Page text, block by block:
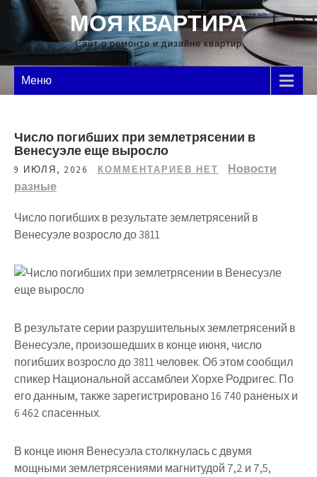
Перейти
содержимому
МОЯ КВАРТИРА
Сайт о ремонте и дизайне квартир
Меню
Число погибших при землетрясении в
Венесуэле еще выросло
9 ИЮЛЯ, 2026 КОММЕНТАРИЕВ НЕТ
Новости
разные
Число погибших в результате землетрясений в
Венесуэле возросло до 3811
В результате серии разрушительных землетрясений в
Венесуэле, произошедших в конце июня, число
погибших возросло до 3811 человек. Об этом сообщил
спикер Национальной ассамблеи Хорхе Родригес. По
его данным, также зарегистрировано 16 740 раненых и
6 462 спасенных.
В конце июня Венесуэла столкнулась с двумя
мощными землетрясениями магнитудой 7,2 и 7,5,